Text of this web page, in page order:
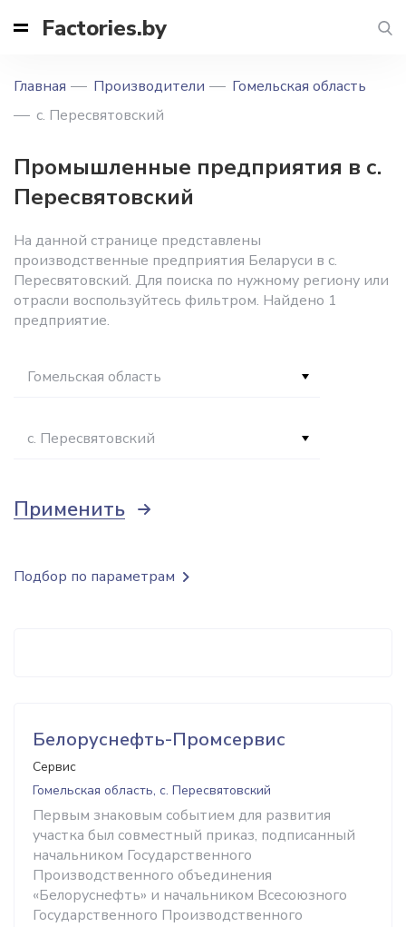
Factories.by
Главная Производители
Гомельская область
с. Пересвятовский
Промышленные предприятия в с.
Пересвятовский
На данной странице представлены
производственные предприятия Беларуси в с.
Пересвятовский. Для поиска по нужному региону или
отрасли воспользуйтесь фильтром. Найдено 1
предприятие.
Гомельская область
с. Пересвятовский
Применить
Белоруснефть-Промсервис
Сервис
Гомельская область, с. Пересвятовский
Первым знаковым событием для развития
участка был совместный приказ, подписанный
начальником Государственного
Производственного объединения
«Белоруснефть» и начальником Всесоюзного
Государственного Производственного
Подбор по параметрам